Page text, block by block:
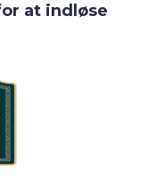
at indløse